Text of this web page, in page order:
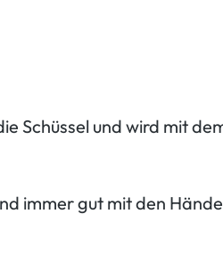
Schüssel und wird mit
immer gut mit den